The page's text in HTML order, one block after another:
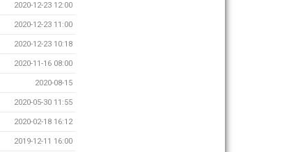
2020-12-23 12:00
2020-12-23 11:00
2020-12-23 10:18
2020-11-16 08:00
2020-08-15
2020-05-30 11:55
2020-02-18 16:12
2019-12-11 16:00